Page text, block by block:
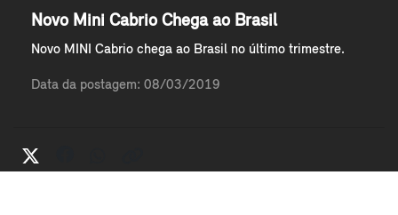
Novo Mini Cabrio Chega ao Brasil
Novo MINI Cabrio chega ao Brasil no último trimestre.
Data da postagem: 08/03/2019